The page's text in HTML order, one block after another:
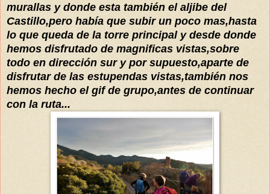
murallas y donde esta también el aljibe del
Castillo,pero había que subir un poco mas,hasta
lo que queda de la torre principal y desde donde
hemos disfrutado de magnificas vistas,sobre
todo en dirección sur y por supuesto,aparte de
disfrutar de las estupendas vistas,también nos
hemos hecho el gif de grupo,antes de continuar
con la ruta...